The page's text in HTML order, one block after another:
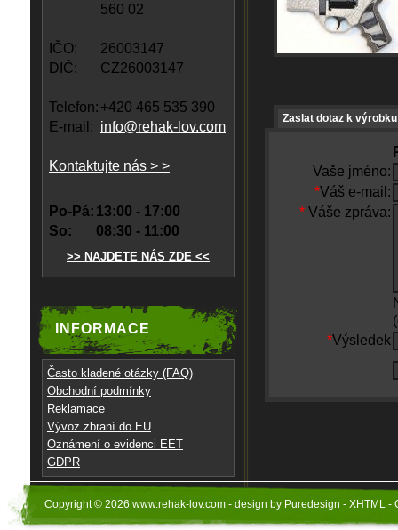
560 02
IČO:
26003147
DIČ:
CZ26003147
Telefon: +420 465 535 390
E-mail: info@rehak-lov.com
Kontaktujte nás > >
Po-Pá: 13:00 - 17:00
So:
08:30 - 11:00
>> NAJDETE NÁS ZDE <<
INFORMACE
Často kladené otázky (FAQ)
Obchodní podmínky
Reklamace
Vývoz zbraní do EU
Oznámení o evidenci EET
GDPR
Zaslat dotaz k výrobku
Vaše jméno:
*Váš e-mail:
* Váše zpráva:
*Výsledek
Copyright © 2026 www.rehak-lov.com - design by Puredesign - XHTML -